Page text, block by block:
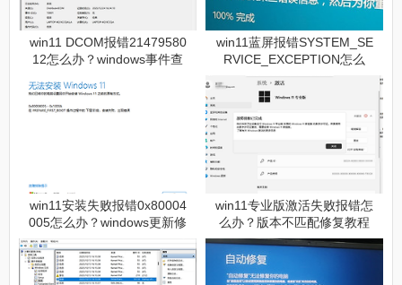
win11 DCOM报错21479580
12怎么办？windows事件查
win11蓝屏报错SYSTEM_SE
RVICE_EXCEPTION怎么
办？系统文件损坏修复教程
win11安装失败报错0x80004
005怎么办？windows更新修
win11专业版激活失败报错怎
么办？版本不匹配修复教程